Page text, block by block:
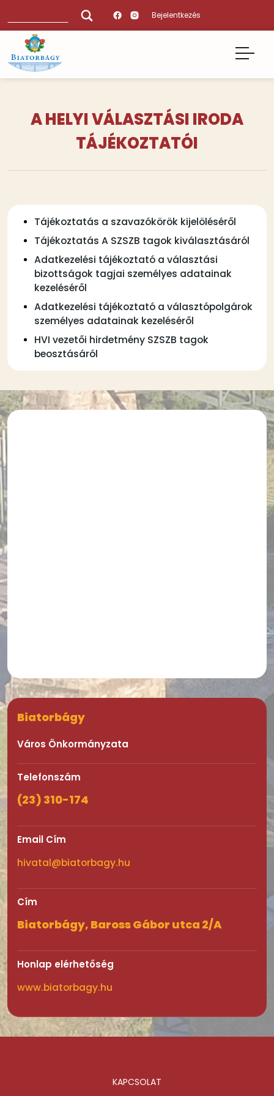
tartalomra
Bejelentkezés
A HELYI VÁLASZTÁSI IRODA
TÁJÉKOZTATÓI
Tartalmi
bekezdések
Tájékoztatás a szavazókörök kijelöléséről
Tájékoztatás A SZSZB tagok kiválasztásáról
Adatkezelési tájékoztató a választási
bizottságok tagjai személyes adatainak
kezeléséről
Adatkezelési tájékoztató a választópolgárok
személyes adatainak kezeléséről
HVI vezetői hirdetmény SZSZB tagok
beosztásáról
Biatorbágy
Város Önkormányzata
Telefonszám
(23) 310-174
Email Cím
hivatal@biatorbagy.hu
Cím
Biatorbágy, Baross Gábor utca 2/A
Honlap elérhetőség
www.biatorbagy.hu
KAPCSOLAT